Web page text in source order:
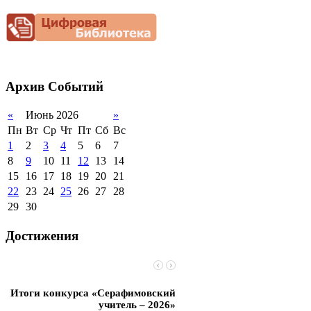
Стипендии и виды
поддержки обучающихся
Организация питания в
2011-2012 уч.год
Снижение
документационной
нагрузки
Архив Событий
« Июнь 2026
»
Пн Вт Ср Чт Пт Сб Вс
1
2 3 4 5 6
7
8
9 10 11 12 13
14
15
16 17 18 19 20 21
22 23 24 25 26 27 28
29 30
Достижения
Итоги конкурса «Серафимовский
учитель – 2026»